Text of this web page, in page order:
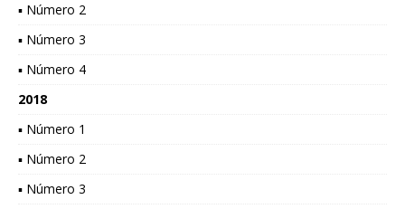
▪ Número 2
▪ Número 3
▪ Número 4
2018
▪ Número 1
▪ Número 2
▪ Número 3